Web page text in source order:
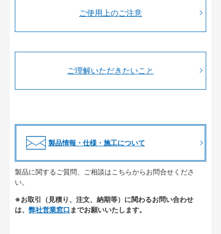
ご使用上のご注意
ご理解いただきたいこと
製品情報・仕様・施工について
製品に関するご質問、ご相談はこちらからお問合せくださ
い。
※お取引（見積り、注文、納期等）に関わるお問い合わせ
は、 弊社営業窓口 までお願いいたします。